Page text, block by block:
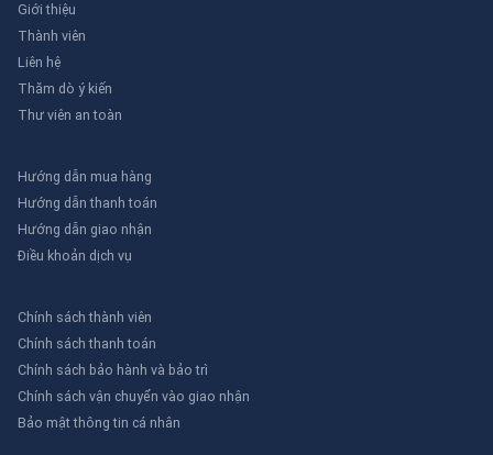
Giới thiệu
Thành viên
Liên hệ
Thăm dò ý kiến
Thư viên an toàn
Hướng dẫn mua hàng
Hướng dẫn thanh toán
Hướng dẫn giao nhận
Điều khoản dịch vụ
Chính sách thành viên
Chính sách thanh toán
Chính sách bảo hành và bảo trì
Chính sách vận chuyển vào giao nhận
Bảo mật thông tin cá nhân